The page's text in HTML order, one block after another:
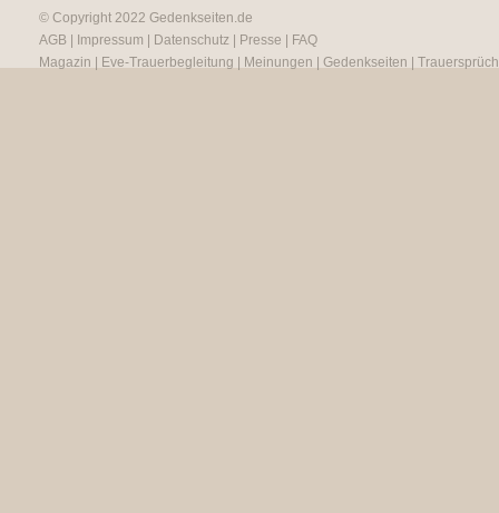
© Copyright 2022 Gedenkseiten.de
AGB
Impressum Datenschutz Presse
FAQ
Magazin
Eve-Trauerbegleitung Meinungen Gedenkseiten